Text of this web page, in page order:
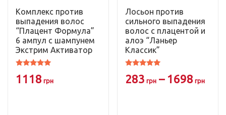
Комплекс против
выпадения волос
“Плацент Формула”
6 ампул с шампунем
Экстрим Активатор
5.00
из 5
1118 грн
Лосьон против
сильного выпадения
волос с плацентой и
алоэ “Ланьер
Классик”
4.97
из 5
283 грн – 1698 грн